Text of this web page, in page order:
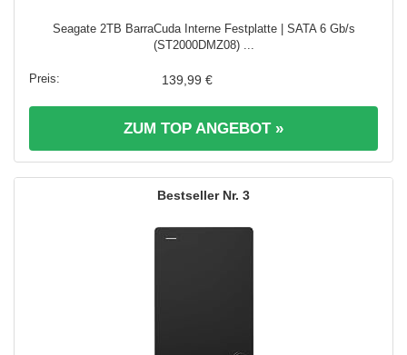
Seagate 2TB BarraCuda Interne Festplatte | SATA 6 Gb/s
(ST2000DMZ08) ...
139,99 €
ZUM TOP ANGEBOT »
3